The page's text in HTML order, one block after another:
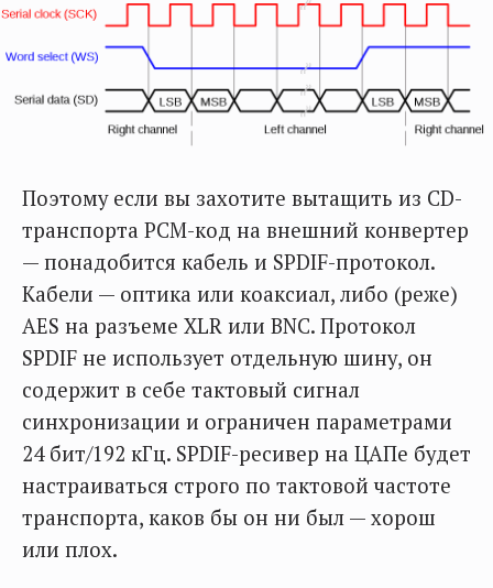
Поэтому если вы захотите вытащить из CD-
транспорта PCM-код на внешний конвертер
— понадобится кабель и SPDIF-протокол.
Кабели — оптика или коаксиал, либо (реже)
AES на разъеме XLR или BNC. Протокол
SPDIF не использует отдельную шину, он
содержит в себе тактовый сигнал
синхронизации и ограничен параметрами
24 бит/192 кГц. SPDIF-ресивер на ЦАПе будет
настраиваться строго по тактовой частоте
транспорта, каков бы он ни был — хорош
или плох.